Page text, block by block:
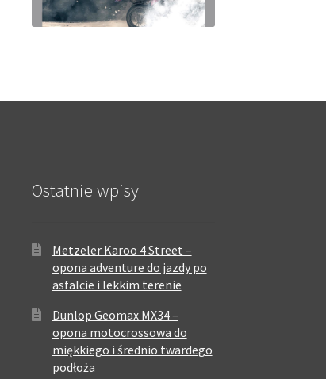
Ostatnie wpisy
Metzeler Karoo 4 Street –
opona adventure do jazdy po
asfalcie i lekkim terenie
Dunlop Geomax MX34 –
opona motocrossowa do
miękkiego i średnio twardego
podłoża